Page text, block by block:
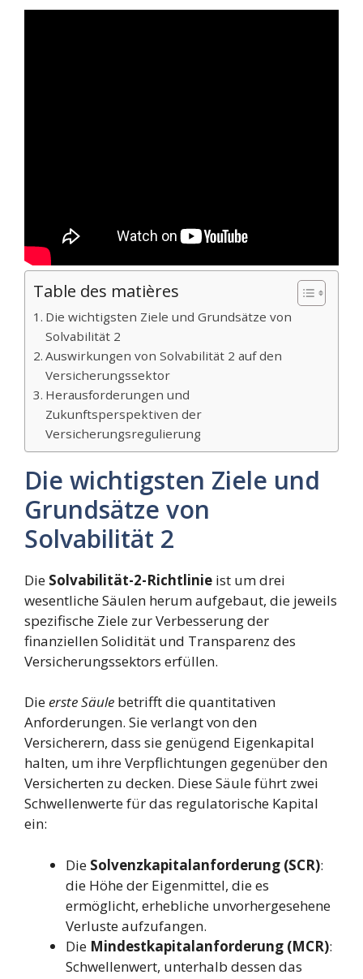
Table des matières
Die wichtigsten Ziele und Grundsätze von
Solvabilität 2
Auswirkungen von Solvabilität 2 auf den
Versicherungssektor
Herausforderungen und
Zukunftsperspektiven der
Versicherungsregulierung
Die wichtigsten Ziele und
Grundsätze von
Solvabilität 2
Die Solvabilität-2-Richtlinie ist um drei
wesentliche Säulen herum aufgebaut, die jeweils
spezifische Ziele zur Verbesserung der
finanziellen Solidität und Transparenz des
Versicherungssektors erfüllen.
Dieerste Säule betrifft die quantitativen
Anforderungen. Sie verlangt von den
Versicherern, dass sie genügend Eigenkapital
halten, um ihre Verpflichtungen gegenüber den
Versicherten zu decken. Diese Säule führt zwei
Schwellenwerte für das regulatorische Kapital
ein:
Die Solvenzkapitalanforderung (SCR):
die Höhe der Eigenmittel, die es
ermöglicht, erhebliche unvorhergesehene
Verluste aufzufangen.
Die Mindestkapitalanforderung (MCR):
Schwellenwert, unterhalb dessen das